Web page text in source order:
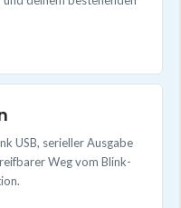
USB, serieller Ausgabe
Weg vom Blink-